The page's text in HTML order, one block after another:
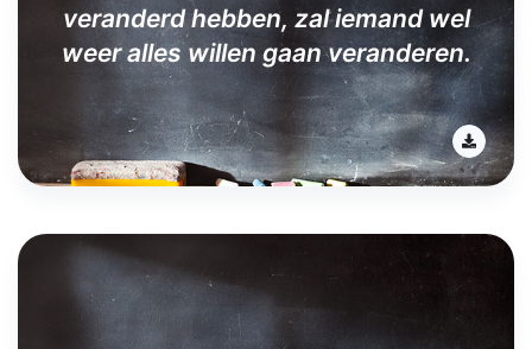
veranderd hebben, zal iemand wel
weer alles willen gaan veranderen.